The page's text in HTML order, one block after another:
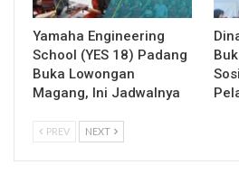
Yamaha Engineering
School (YES 18) Padang
Buka Lowongan
Magang, Ini Jadwalnya
PREV NEXT